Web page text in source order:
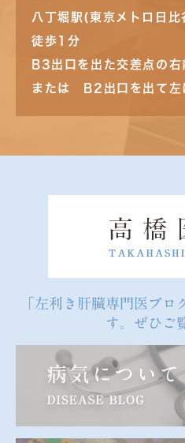
八丁堀駅(東京メトロ日
徒歩1分
B3出口を出た交差点の右
または B2出口を出て
「左利き肝臓専門医ブロ
す。ぜひご